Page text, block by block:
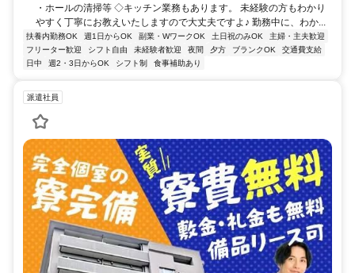
・ホールの清掃等 ◇キッチン業務もあります。 未経験の方もわかり
やすく丁寧にお教えいたしますので大丈夫ですよ♪ 勤務中に、わか...
扶養内勤務OK 週1日からOK 副業・WワークOK 土日祝のみOK
主婦・主夫歓迎
フリーター歓迎
シフト自由 未経験者歓迎 夜間 夕方 ブランクOK
交通費支給
日中
週2・3日からOK シフト制 食事補助あり
派遣社員